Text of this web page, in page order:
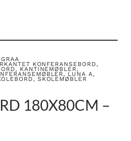
KONFERANSEBORD,
, KANTINEMØBLER,
, LUNA A,
, SKOLEMØBLER
180X80CM –